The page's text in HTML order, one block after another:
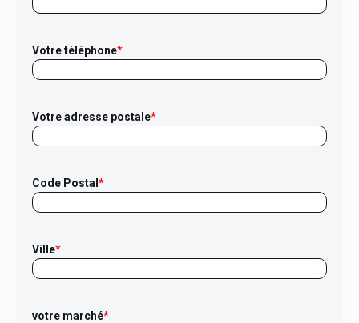
Votre téléphone*
Votre adresse postale*
Code Postal *
Ville*
votre marché*